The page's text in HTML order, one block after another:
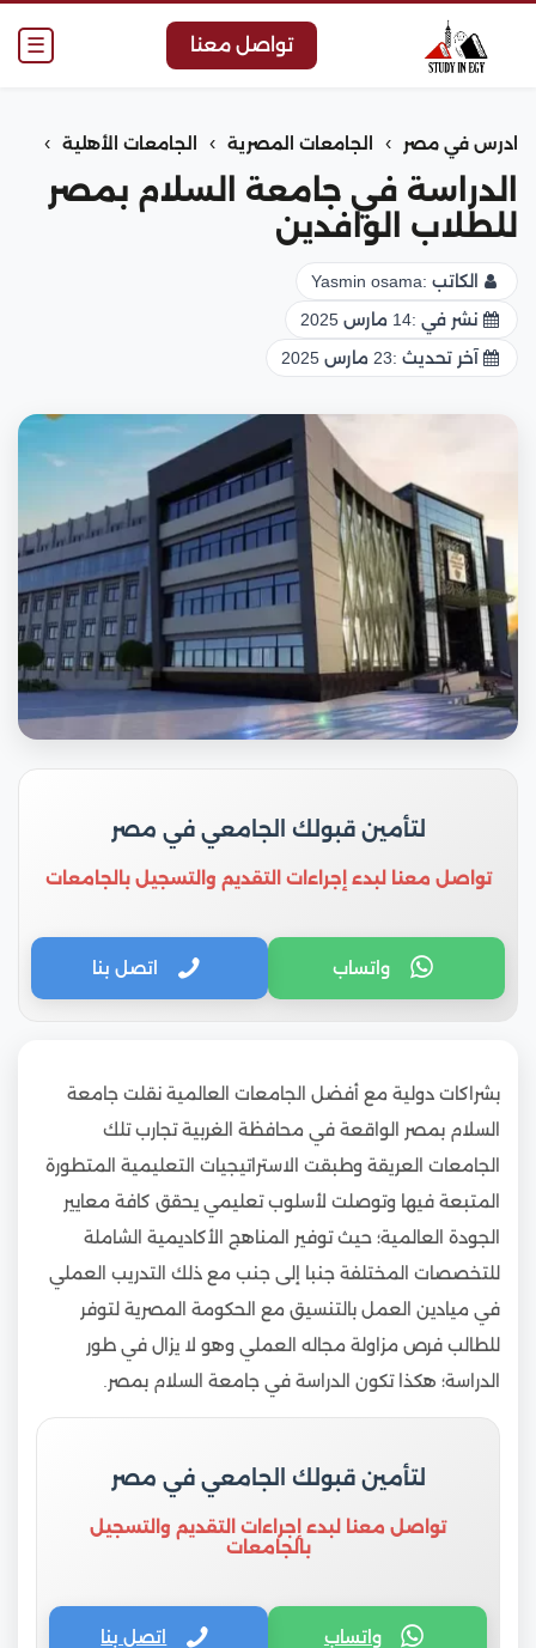
☰ تواصل معنا
ادرس في مصر › الجامعات المصرية › الجامعات الأهلية ›
الدراسة في جامعة السلام بمصر
للطلاب الوافدين
الكاتب :Yasmin osama
نشر في :14 مارس 2025
آخر تحديث :23 مارس 2025
لتأمين قبولك الجامعي في مصر
تواصل معنا لبدء إجراءات التقديم والتسجيل بالجامعات
واتساب اتصل بنا
بشراكات دولية مع أفضل الجامعات العالمية نقلت جامعة
السلام بمصر الواقعة في محافظة الغربية تجارب تلك
الجامعات العريقة وطبقت الاستراتيجيات التعليمية المتطورة
المتبعة فيها وتوصلت لأسلوب تعليمي يحقق كافة معايير
الجودة العالمية؛ حيث توفير المناهج الأكاديمية الشاملة
للتخصصات المختلفة جنبا إلى جنب مع ذلك التدريب العملي
في ميادين العمل بالتنسيق مع الحكومة المصرية لتوفر
للطالب فرص مزاولة مجاله العملي وهو لا يزال في طور
الدراسة؛ هكذا تكون الدراسة في جامعة السلام بمصر.
لتأمين قبولك الجامعي في مصر
تواصل معنا لبدء إجراءات التقديم والتسجيل
بالجامعات
واتساب اتصل بنا